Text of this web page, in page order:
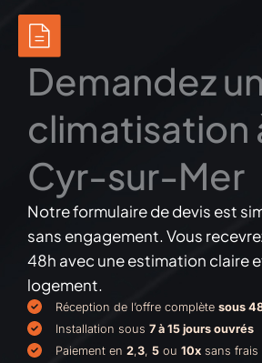
Demandez
climatisation
Cyr-sur-Mer
Notre formulaire de devis est
sans engagement. Vous
48h avec une estimation claire
logement.
Réception de l’offre complète sous
Installation sous 7 à 15 jours ouvrés
Paiement en 2,3, 5ou 10xsans frais